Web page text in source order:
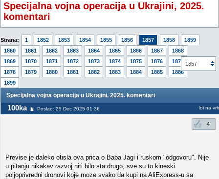
Specijalna vojna operacija u Ukrajini, 2025.
komentari
Strana: 1 1852 1853 1854 1855 1856 1857 1858
1859
1860
1861 1862 1863 1864 1865 1866 1867
1868
1869
1870 1871 1872 1873 1874 1875 1876
1877
1878
1879 1880 1881 1882 1883 1884 1885
1886
1899
1857
Specijalna vojna operacija u Ukrajini, 2025. komentari
100ka Poslao: 25 Dec 2025 01:36 Idi na vrh
4
Previse je daleko otisla ova prica o Baba Jagi i ruskom "odgovoru". Nije
u pitanju nikakav razvoj niti bilo sta drugo, sve su to kineski
poljoprivredni dronovi koje moze svako da kupi na AliExpress-u sa